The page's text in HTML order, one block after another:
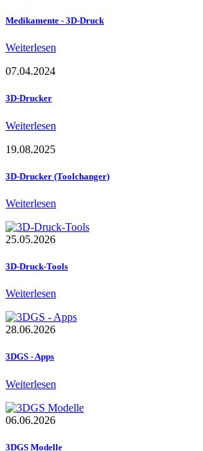
Medikamente - 3D-Druck
Weiterlesen
07.04.2024
3D-Drucker
Weiterlesen
19.08.2025
3D-Drucker (Toolchanger)
Weiterlesen
25.05.2026
3D-Druck-Tools
Weiterlesen
28.06.2026
3DGS - Apps
Weiterlesen
06.06.2026
3DGS Modelle